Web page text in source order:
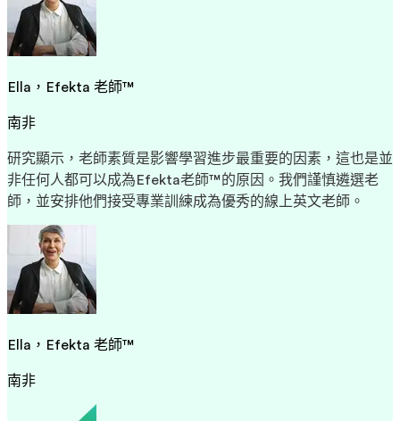
Ella，Efekta 老師™
南非
研究顯示，老師素質是影響學習進步最重要的因素，這也是並
非任何人都可以成為Efekta老師™的原因。我們謹慎遴選老
師，並安排他們接受專業訓練成為優秀的線上英文老師。
Ella，Efekta 老師™
南非